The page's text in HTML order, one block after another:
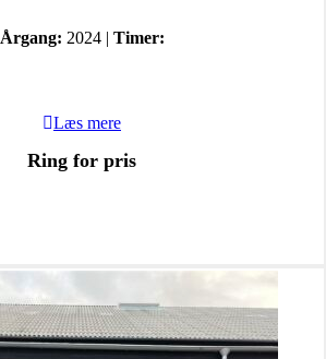
Årgang: 2024 | Timer:
Læs mere
Ring for pris